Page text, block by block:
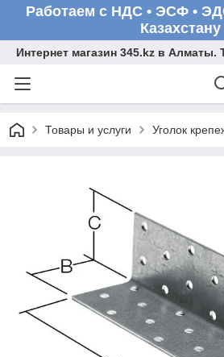
Работаем с НДС • ЭСФ •
Казахстану
Интернет магазин 345.kz в
Товары и услуги Уголок